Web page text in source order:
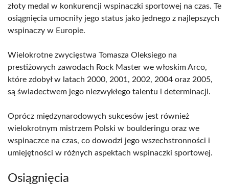
złoty medal w konkurencji wspinaczki sportowej na czas. Te
osiągnięcia umocniły jego status jako jednego z najlepszych
wspinaczy w Europie.
Wielokrotne zwycięstwa Tomasza Oleksiego na
prestiżowych zawodach Rock Master we włoskim Arco,
które zdobył w latach 2000, 2001, 2002, 2004 oraz 2005,
są świadectwem jego niezwykłego talentu i determinacji.
Oprócz międzynarodowych sukcesów jest również
wielokrotnym mistrzem Polski w boulderingu oraz we
wspinaczce na czas, co dowodzi jego wszechstronności i
umiejętności w różnych aspektach wspinaczki sportowej.
Osiągnięcia